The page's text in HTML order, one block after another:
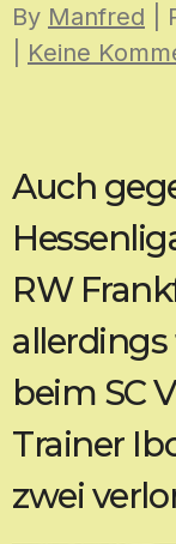
By Manfred |
Keine
Auch
RW
allerdings
beim SC
Trainer
zwei